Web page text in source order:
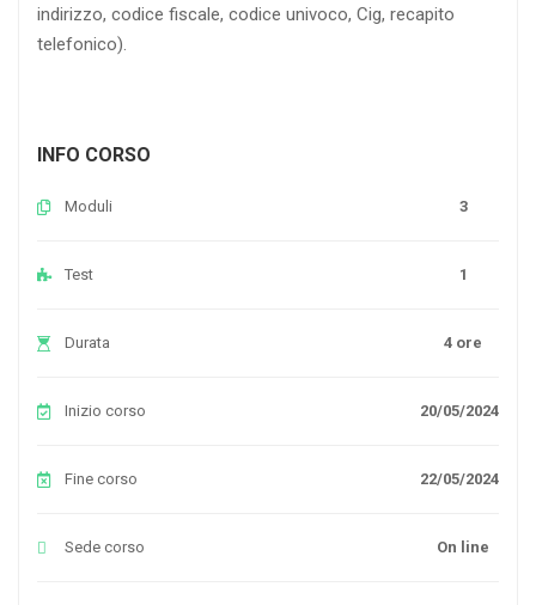
indirizzo, codice fiscale, codice univoco, Cig, recapito
telefonico).
INFO CORSO
Moduli 3
Test 1
Durata 4 ore
Inizio corso 20/05/2024
Fine corso 22/05/2024
Sede corso On line